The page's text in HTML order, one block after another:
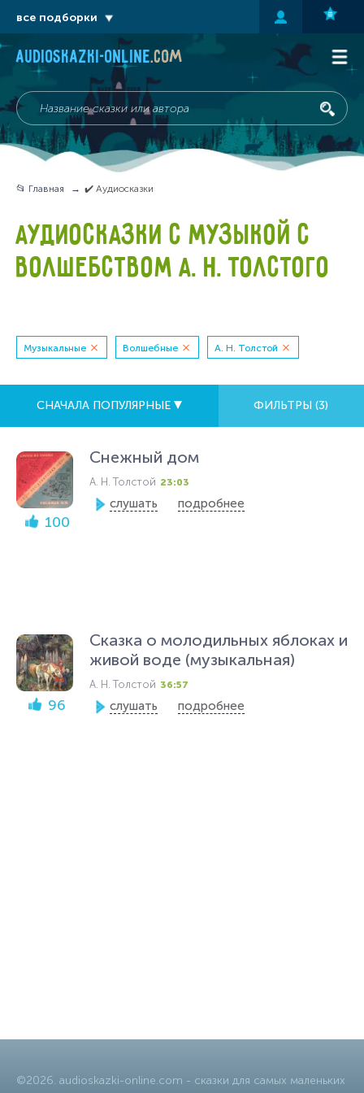
audioskazki-online.com
📂 Главная ✔️ Аудиосказки
АУДИОСКАЗКИ С МУЗЫКОЙ С
ВОЛШЕБСТВОМ А. Н. ТОЛСТОГО
Музыкальные Волшебные А. Н. Толстой
СНАЧАЛА ПОПУЛЯРНЫЕ ФИЛЬТРЫ (3)
100
Снежный дом
А. Н. Толстой 23:03
слушать подробнее
96
Сказка о молодильных яблоках и
живой воде (музыкальная)
А. Н. Толстой 36:57
слушать подробнее
©2026. audioskazki-online.com - сказки для самых маленьких
все подборки